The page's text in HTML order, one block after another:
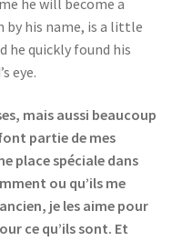
by his name, is a little
he quickly found his
eye.
mais aussi beaucoup
partie de mes
place spéciale dans
ou qu’ils me
je les aime pour
ce qu’ils sont. Et